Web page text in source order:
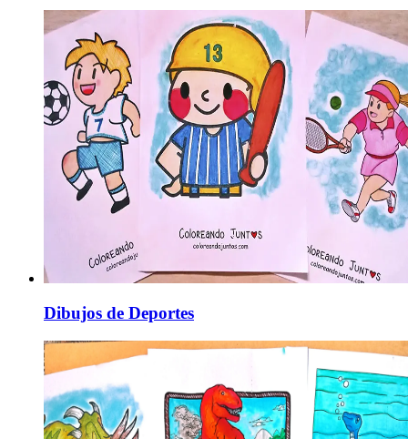
Dibujos de Deportes